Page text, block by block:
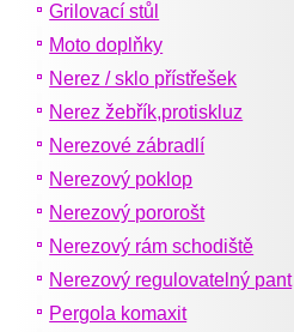
Grilovací stůl
Moto doplňky
Nerez / sklo přístřešek
Nerez žebřík,protiskluz
Nerezové zábradlí
Nerezový poklop
Nerezový pororošt
Nerezový rám schodiště
Nerezový regulovatelný pant
Pergola komaxit